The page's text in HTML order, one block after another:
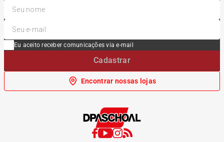
Eu aceito receber comunicações via e-mail
Cadastrar
Encontrar nossas lojas